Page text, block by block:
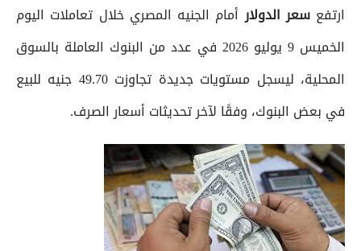
ارتفعسعر الدولارأمام الجنيه المصري خلال تعاملات اليوم
الخميس 9 يوليو 2026 في عدد من البنوك العاملة بالسوق
المحلية، ليسجل مستويات جديدة تجاوزت 49.70 جنيه للبيع
في بعض البنوك، وفقًا لآخر تحديثات أسعار الصرف.